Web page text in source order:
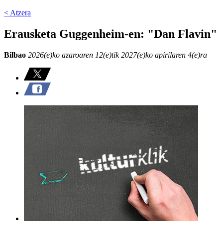
< Atzera
Erausketa Guggenheim-en: "Dan Flavin"
Bilbao 2026(e)ko azaroaren 12(e)tik 2027(e)ko apirilaren 4(e)ra